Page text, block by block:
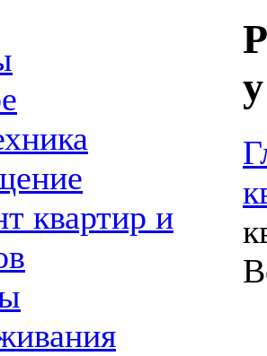
квартир и